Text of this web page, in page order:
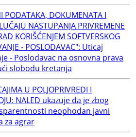
PODATAKA, DOKUMENATA I
NASTUPANJA PRIVREMENE
KORIŠĆENJEM SOFTVERSKOG
- POSLODAVAC": Uticaj
- Poslodavac na osnovna prava
slobodu kretanja
U POLJOPRIVREDI I
NALED ukazuje da je zbog
neophodan javni
za agrar